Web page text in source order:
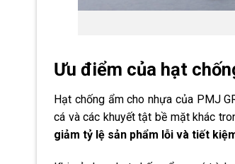
Ưu điểm của hạt
Hạt chống ẩm cho nhựa của PMJ
cá và các khuyết tật bề mặt khác
giảm tỷ lệ sản phẩm lỗi và tiết